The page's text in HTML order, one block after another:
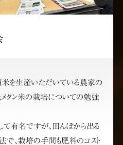
米を生産いただいている農家の
タン米の栽培についての勉強
て有名ですが、田んぼから出る
で、栽培の手間も肥料のコスト